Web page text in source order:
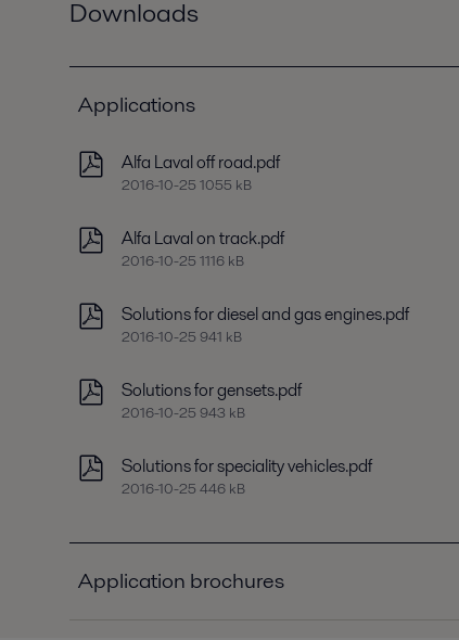
Downloads
Applications
Alfa Laval off road.pdf
2016-10-25 1055 kB
Alfa Laval on track.pdf
2016-10-25 1116 kB
Solutions for diesel and gas engines.pdf
2016-10-25 941 kB
Solutions for gensets.pdf
2016-10-25 943 kB
Solutions for speciality vehicles.pdf
2016-10-25 446 kB
Application brochures